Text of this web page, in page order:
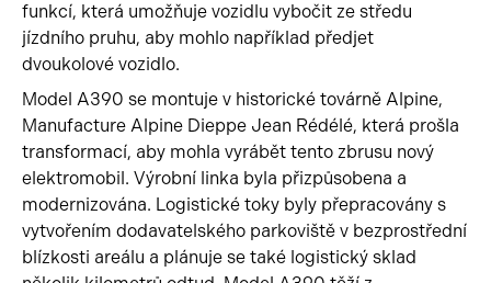
funkcí, která umožňuje vozidlu vybočit ze středu
jízdního pruhu, aby mohlo například předjet
dvoukolové vozidlo.
Model A390 se montuje v historické továrně Alpine,
Manufacture Alpine Dieppe Jean Rédélé, která prošla
transformací, aby mohla vyrábět tento zbrusu nový
elektromobil. Výrobní linka byla přizpůsobena a
modernizována. Logistické toky byly přepracovány s
vytvořením dodavatelského parkoviště v bezprostřední
blízkosti areálu a plánuje se také logistický sklad